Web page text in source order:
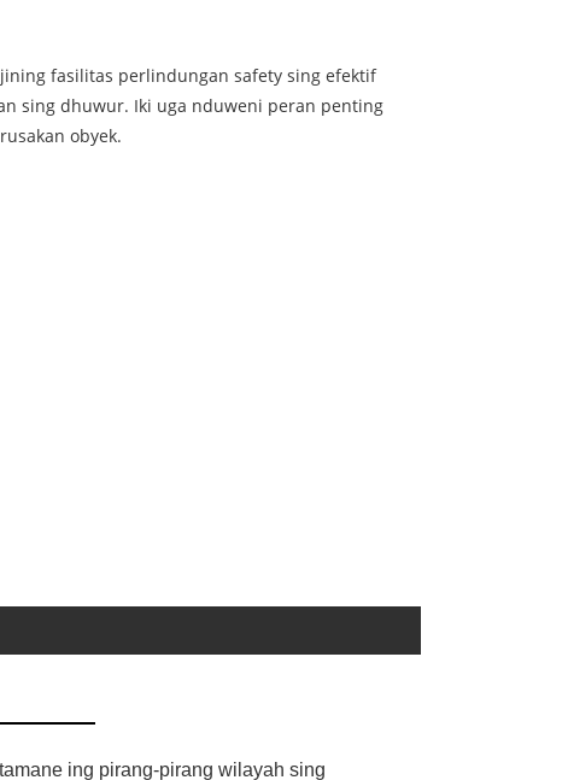
fasilitas perlindungan safety sing efektif
sing dhuwur. Iki uga nduweni peran penting
obyek.
ing pirang-pirang wilayah sing